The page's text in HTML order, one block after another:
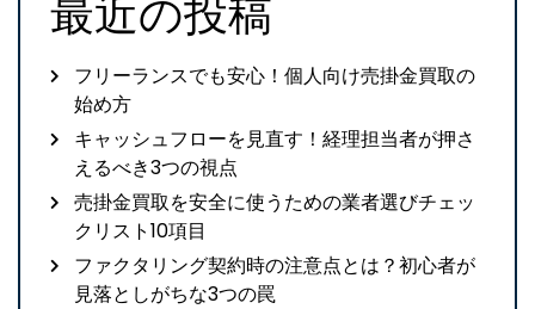
最近の投稿
フリーランスでも安心！個人向け売掛金買取の
始め方
キャッシュフローを見直す！経理担当者が押さ
えるべき3つの視点
売掛金買取を安全に使うための業者選びチェッ
クリスト10項目
ファクタリング契約時の注意点とは？初心者が
見落としがちな3つの罠